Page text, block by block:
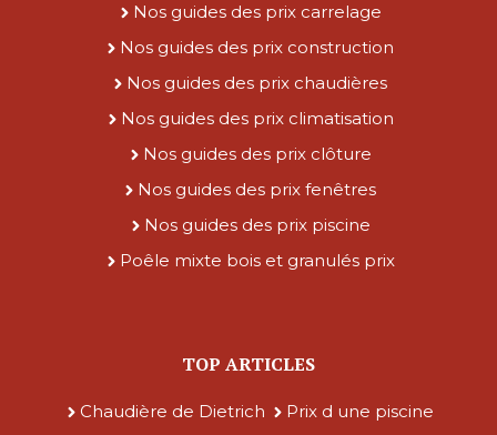
Nos guides des prix carrelage
Nos guides des prix construction
Nos guides des prix chaudières
Nos guides des prix climatisation
Nos guides des prix clôture
Nos guides des prix fenêtres
Nos guides des prix piscine
Poêle mixte bois et granulés prix
TOP ARTICLES
Chaudière de Dietrich
Prix d une piscine